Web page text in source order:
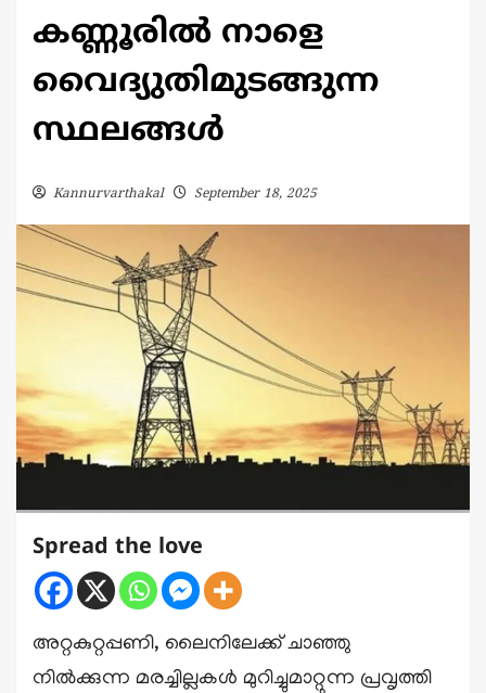
കണ്ണൂരിൽ നാളെ
വൈദ്യുതിമുടങ്ങുന്ന
സ്ഥലങ്ങൾ
Kannurvarthakal September 18, 2025
Spread the love
അറ്റകുറ്റപ്പണി, ലൈനിലേക്ക് ചാഞ്ഞു
നില്‍ക്കുന്ന മരച്ചില്ലകള്‍ മുറിച്ചുമാറ്റുന്ന പ്രവൃത്തി